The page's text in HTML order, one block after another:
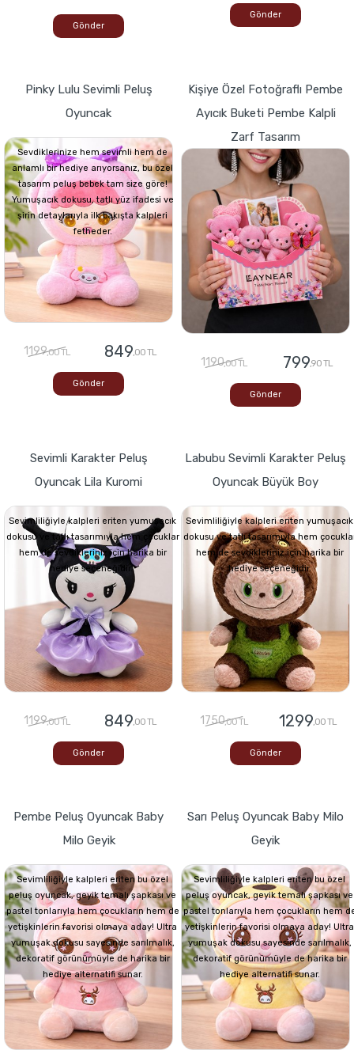
Gönder
Gönder
Pinky Lulu Sevimli Peluş
Oyuncak
Sevdiklerinize hem sevimli hem de
anlamlı bir hediye arıyorsanız, bu özel
tasarım peluş bebek tam size göre!
Yumuşacık dokusu, tatlı yüz ifadesi ve
şirin detaylarıyla ilk bakışta kalpleri
fetheder.
1199,00 TL 849,00 TL
Gönder
Kişiye Özel Fotoğraflı Pembe
Ayıcık Buketi Pembe Kalpli
Zarf Tasarım
1190,00 TL 799,90 TL
Gönder
Sevimli Karakter Peluş
Oyuncak Lila Kuromi
Sevimliliğiyle kalpleri eriten yumuşacık
dokusu ve tatlı tasarımıyla hem çocuklar
hem de sevdikleriniz için harika bir
hediye seçeneğidir.
1199,00 TL 849,00 TL
Gönder
Labubu Sevimli Karakter Peluş
Oyuncak Büyük Boy
Sevimliliğiyle kalpleri eriten yumuşacık
dokusu ve tatlı tasarımıyla hem
hem de sevdikleriniz için harika bir
hediye seçeneğidir.
1750,00 TL 1299,00 TL
Gönder
Pembe Peluş Oyuncak Baby
Milo Geyik
Sevimliliğiyle kalpleri eriten bu özel
peluş oyuncak, geyik temalı şapkası ve
pastel tonlarıyla hem çocukların hem de
yetişkinlerin favorisi olmaya aday! Ultra
yumuşak dokusu sayesinde sarılmalık,
dekoratif görünümüyle de harika bir
hediye alternatifi sunar.
Sarı Peluş Oyuncak Baby Milo
Geyik
Sevimliliğiyle kalpleri eriten bu özel
peluş oyuncak, geyik temalı şapkası ve
pastel tonlarıyla hem çocukların hem
yetişkinlerin favorisi olmaya aday! Ultra
yumuşak dokusu sayesinde sarılmalık,
dekoratif görünümüyle de harika bir
hediye alternatifi sunar.